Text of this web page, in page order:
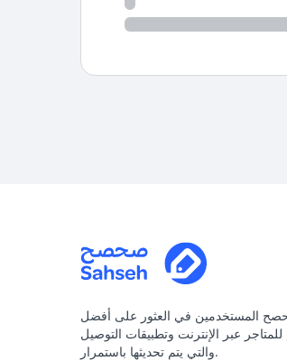
المستخدمين في العثور على أفضل
عبر الإنترنت وتطبيقات التوصيل
والتي يتم تحديثها باستمرار.